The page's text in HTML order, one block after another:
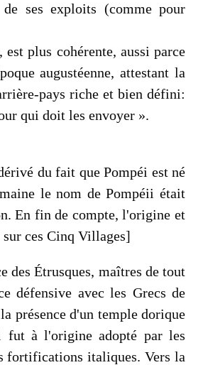
ses exploits (comme pour
est plus cohérente, aussi parce
augustéenne, attestant la
pays riche et bien défini:
qui doit les envoyer ».
du fait que Pompéi est né
le nom de Pompéii était
En fin de compte, l'origine et
ces Cinq Villages]
des Étrusques, maîtres de tout
défensive avec les Grecs de
présence d'un temple dorique
fut à l'origine adopté par les
fortifications italiques. Vers la